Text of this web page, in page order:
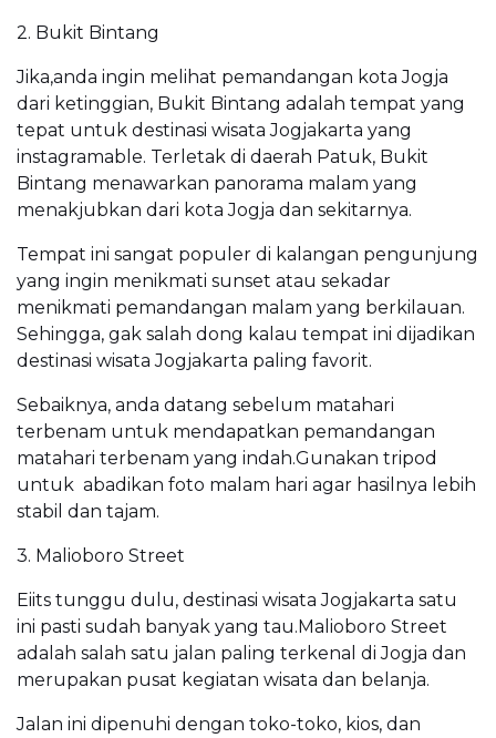
2. Bukit Bintang
Jika,anda ingin melihat pemandangan kota Jogja
dari ketinggian, Bukit Bintang adalah tempat yang
tepat untuk destinasi wisata Jogjakarta yang
instagramable. Terletak di daerah Patuk, Bukit
Bintang menawarkan panorama malam yang
menakjubkan dari kota Jogja dan sekitarnya.
Tempat ini sangat populer di kalangan pengunjung
yang ingin menikmati sunset atau sekadar
menikmati pemandangan malam yang berkilauan.
Sehingga, gak salah dong kalau tempat ini dijadikan
destinasi wisata Jogjakarta paling favorit.
Sebaiknya, anda datang sebelum matahari
terbenam untuk mendapatkan pemandangan
matahari terbenam yang indah.Gunakan tripod
untuk abadikan foto malam hari agar hasilnya lebih
stabil dan tajam.
3. Malioboro Street
Eiits tunggu dulu, destinasi wisata Jogjakarta satu
ini pasti sudah banyak yang tau.Malioboro Street
adalah salah satu jalan paling terkenal di Jogja dan
merupakan pusat kegiatan wisata dan belanja.
Jalan ini dipenuhi dengan toko-toko, kios, dan